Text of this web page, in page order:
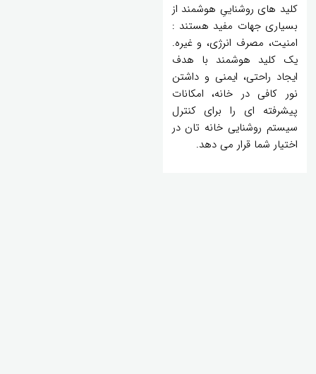
کلید های روشناییِ هوشمند از
بسیاری جهات مفید هستند :
امنیت، مصرف انرژی، و غیره.
یک کلید هوشمند با هدف
ایجاد راحتی، ایمنی و داشتن
نور کافی در خانه، امکانات
پیشرفته ای را برای کنترل
سیستم روشنایی خانه تان در
اختیار شما قرار می دهد.